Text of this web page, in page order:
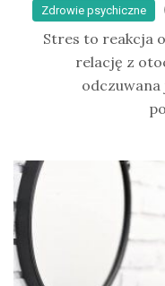
Zdrowie psychiczne
Stres to reakcja
relację z